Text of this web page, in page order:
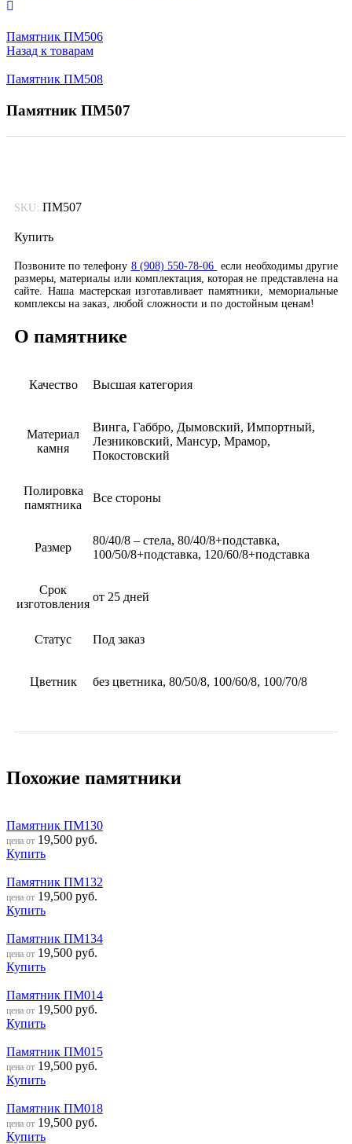
Памятник ПМ506
Назад к товарам
Памятник ПМ508
Памятник ПМ507
SKU: ПМ507
Купить
Позвоните по телефону 8 (908) 550-78-06 если необходимы другие
размеры, материалы или комплектация, которая не представлена на
сайте. Наша мастерская изготавливает памятники, мемориальные
комплексы на заказ, любой сложности и по достойным ценам!
О памятнике
Качество Высшая категория
Материал
камня
Винга, Габбро, Дымовский, Импортный,
Лезниковский, Мансур, Мрамор,
Покостовский
Полировка
памятника
Все стороны
Размер
80/40/8 – стела, 80/40/8+подставка,
100/50/8+подставка, 120/60/8+подставка
Срок
изготовления
от 25 дней
Статус Под заказ
Цветник без цветника, 80/50/8, 100/60/8, 100/70/8
Похожие памятники
Памятник ПМ130
цена от 19,500 руб.
Купить
Памятник ПМ132
цена от 19,500 руб.
Купить
Памятник ПМ134
цена от 19,500 руб.
Купить
Памятник ПМ014
цена от 19,500 руб.
Купить
Памятник ПМ015
цена от 19,500 руб.
Купить
Памятник ПМ018
цена от 19,500 руб.
Купить